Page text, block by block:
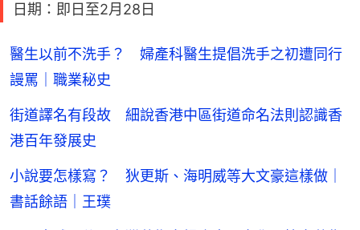
日期：即日至2月28日
醫生以前不洗手？ 婦產科醫生提倡洗手之初遭同行
謾罵｜職業秘史
街道譯名有段故 細說香港中區街道命名法則認識香
港百年發展史
小說要怎樣寫？ 狄更斯、海明威等大文豪這樣做｜
書話餘語｜王璞